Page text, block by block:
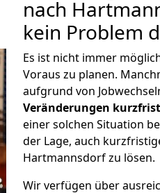
nach
kein Problem
Es ist nicht immer
Voraus zu planen.
aufgrund von
Veränderungen
einer solchen Situation
der Lage, auch
Hartmannsdorf zu lösen.
Wir verfügen über